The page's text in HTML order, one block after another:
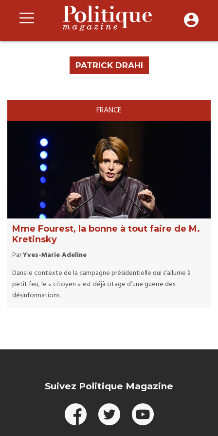
PATRICK DRAHI
FRANCE
Mme Fourest, la bonne à tout faire de M.
Kretinsky
ParYves-Marie Adeline
Dans le contexte de la campagne présidentielle qui s’allume à
petit feu, le « citoyen » est déjà otage d’une guerre des
désinformations.
Suivez Politique Magazine